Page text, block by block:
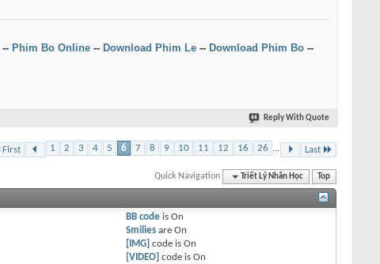
-- Phim Bo Online -- Download Phim Le -- Download Phim Bo --
Reply With Quote
First 1 2 3 4 5 6 7 8 9 10 11 12 16 26 ... Last
Quick Navigation Triết Lý Nhân Học Top
BB code isOn
Smilies areOn
[IMG] code isOn
[VIDEO] code isOn